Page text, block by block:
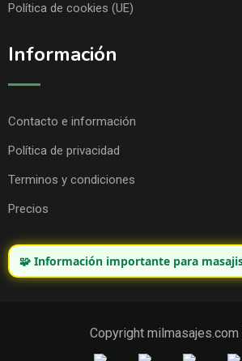
Política de cookies (UE)
Información
Contacto e información
Política de privacidad
Terminos y condiciones
Precios
🧩 Información importante para
Copyright milmasajes.com